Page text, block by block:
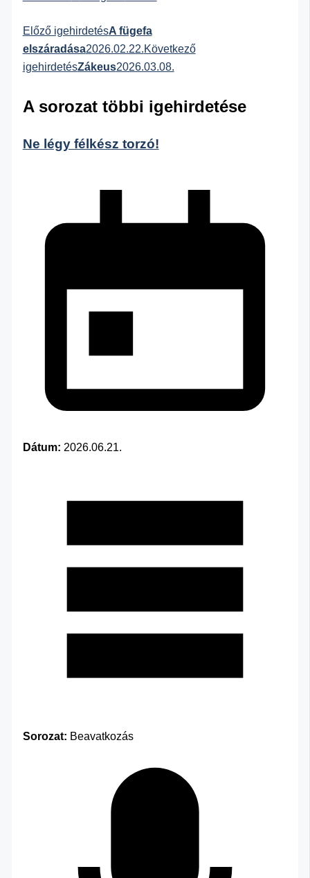
Előző igehirdetésA fügefa
elszáradása2026.02.22.Következő
igehirdetésZákeus2026.03.08.
A sorozat többi igehirdetése
Ne légy félkész torzó!
Dátum: 2026.06.21.
Sorozat: Beavatkozás